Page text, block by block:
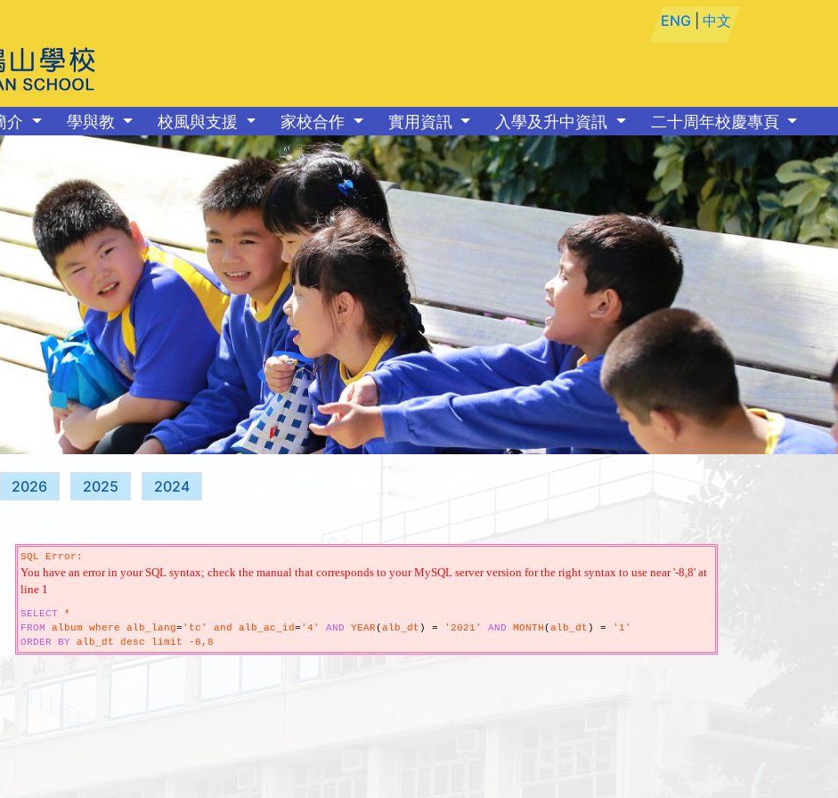
ENG |中文
介 學與教 校風與支援 家校合作 實用資訊 入學及升中資訊 二十周年校慶專頁
2026 2025 2024
SQL Error:
You have an error in your SQL syntax; check the manual that corresponds to your MySQL server version for the right syntax to use near '-8,8' at
line 1
SELECT *
FROM album where alb_lang= 'tc' and alb_ac_id= '4' AND YEAR(alb_dt ) = '2021' AND MONTH(alb_dt ) = '1'
ORDER
BY alb_dt desc limit -8,8